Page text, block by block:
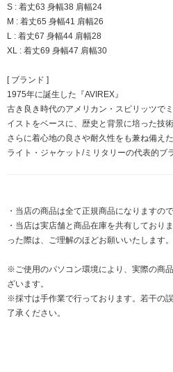
S : 着丈63 身幅38 肩幅24
M : 着丈65 身幅41 肩幅26
L : 着丈67 身幅44 肩幅28
XL : 着丈69 身幅47 肩幅30
[ ブランド ]
1975年に誕生した『AVIREX』
古き良き時代のアメリカン・スピリッツで
イストをベースに、歴史と背景に培った技術
さらに着心地の良さや耐久性をも兼ね備え
ライト・ジャケット/ミリタリーの代表的ブ
・当店の商品は全て正規商品になりますの
・当店は実店舗と商品在庫を共有しており
った際は、ご理解のほどお願いいたします。
※ご使用のパソコン環境により、実際の商
ざいます。
※採寸は手作業で行っております。若干の
了承ください。